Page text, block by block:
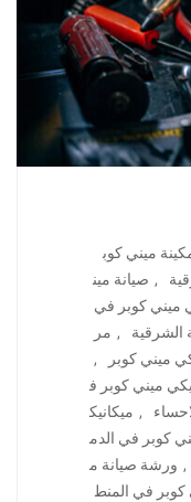
ميني كوب
, صيانة مين
ميني كوبر في
الشرقية , مر
ميني كوبر
,
ميني كوبر ف
, ميكانيك
كوبر في الدم
, ورشة صيانة م
في المنط